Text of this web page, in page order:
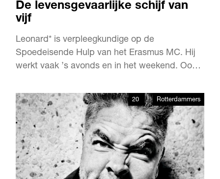
De levensgevaarlijke schijf van
vijf
Leonard* is verpleegkundige op de
Spoedeisende Hulp van het Erasmus MC. Hij
werkt vaak ’s avonds en in het weekend. Ook
ziekenhuis. Vervelend? Nee hoor. Leonard
houdt van zijn werk, al krijgt hij bijna dagelijks
te maken met mensen die zwaar onder invloed
zijn van drank of drugs.
20 Rotterdammers